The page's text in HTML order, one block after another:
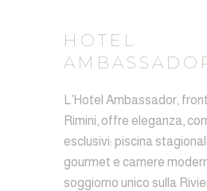
HOTEL
L’Hotel Ambassador,
Rimini, offre eleganza,
esclusivi: piscina
gourmet e camere
soggiorno unico sulla